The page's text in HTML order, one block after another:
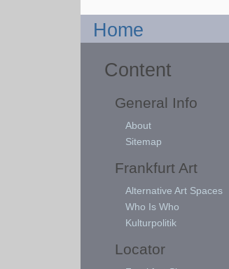
Home
Content
General Info
About
Sitemap
Frankfurt Art
Alternative Art Spaces
Who Is Who
Kulturpolitik
Locator